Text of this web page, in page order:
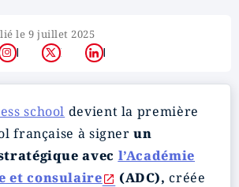
le 9 juillet 2025
Instagram
X LinkedIn
school devient la première
française à signerun
avec l’Académie
et consulaire
(ADC), créée